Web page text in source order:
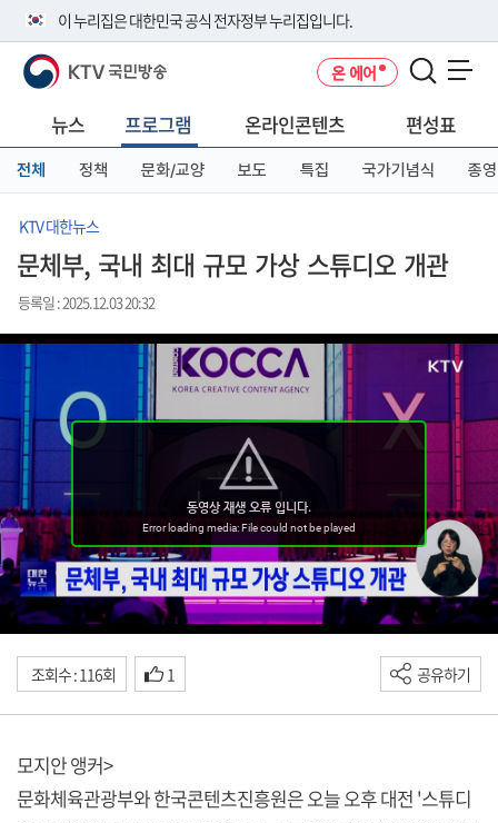
이 누리집은 대한민국 공식 전자정부 누리집입니다.
공식 누리집 주소 확인하기
니다.
이밖에 or.kr 또는 .kr등 다른 도메인 주소를 사용하고 있다면 아래 URL에
서 도메인 주소를 확인해 보세요
KTV 국민방송 온 에어
뉴스 프로그램 온라인콘텐츠 편성표
전체 정책 문화/교양 보도 특집 국가기념식 종영
KTV 대한뉴스
문체부, 국내 최대 규모 가상 스튜디오 개관
등록일 : 2025.12.03 20:32
조회수 : 116회 1 공유하기
모지안 앵커>
문화체육관광부와 한국콘텐츠진흥원은 오늘 오후 대전 '스튜디